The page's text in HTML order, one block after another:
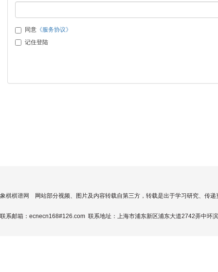
同意 《服务协议》
记住登陆
象棋棋谱网 网站部分视频、图片及内容转载自第三方，转载是出于学习研究、传
联系邮箱：ecnecn168#126.com 联系地址：上海市浦东新区浦东大道2742弄中